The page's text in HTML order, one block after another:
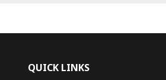
QUICK LINKS